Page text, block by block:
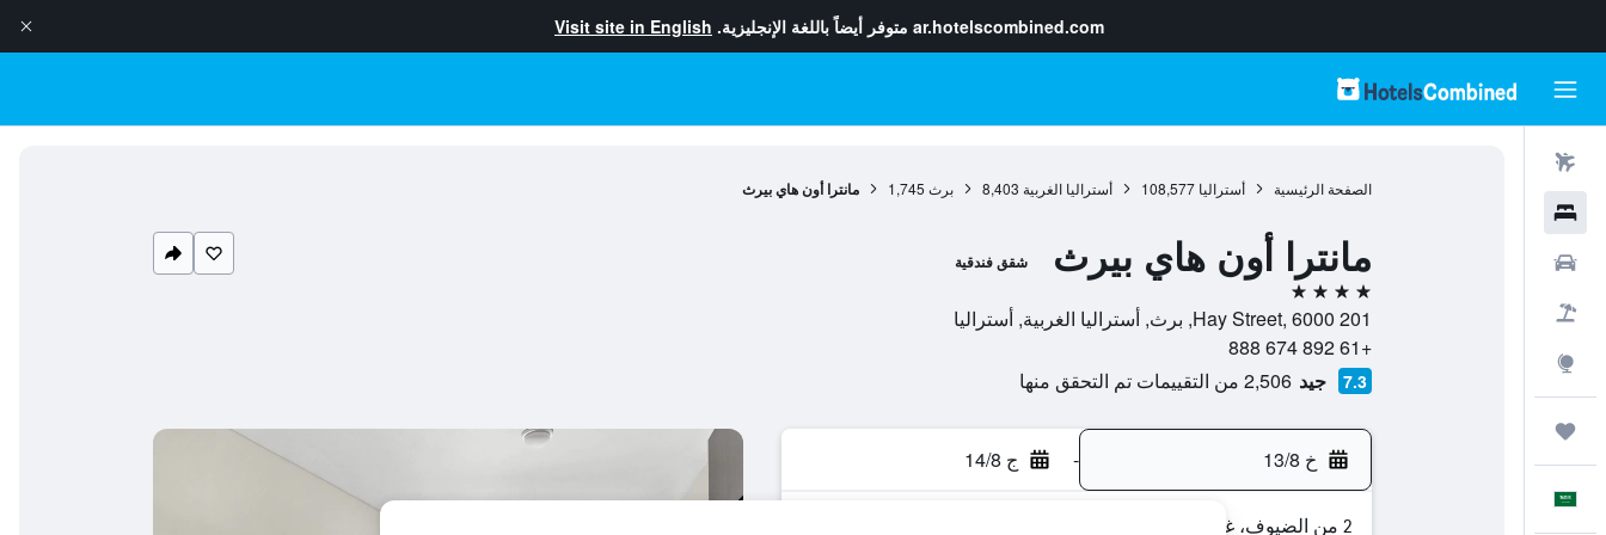
ar.hotelscombined.com متوفر أيضاً باللغة الإنجليزية. Visit site in English
الصفحة الرئيسية أستراليا 108,577 أستراليا الغربية 8,403 برث 1,745 مانترا أون هاي بيرث
مانترا أون هاي بيرث شقق فندقية
4 نجوم
201 Hay Street, 6000, برث, أستراليا الغربية, أستراليا
+61 892 674 888
7.3 جيد 2,506 من التقييمات تم التحقق منها
خ 13/8 - ج 14/8
2 من الضيوف، غرفة واحدة